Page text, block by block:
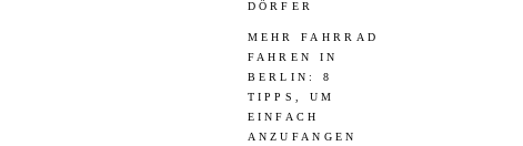
ÖRFER
MEHR FAHRRAD
FAHREN IN
BERLIN: 8
TIPPS, UM
EINFACH
ANZUFANGEN